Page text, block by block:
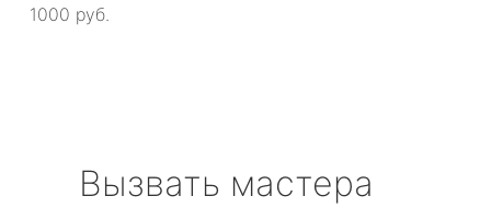
1000 руб.
Вызвать мастера